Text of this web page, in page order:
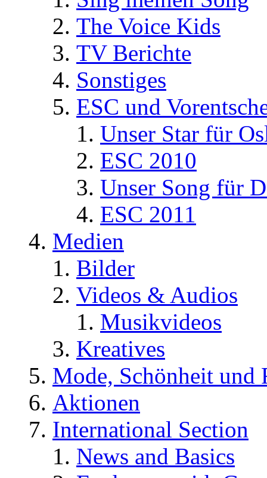
The Voice Kids
TV Berichte
Sonstiges
ESC und
Unser Star für
ESC 2010
Unser Song für
ESC 2011
Medien
Bilder
Videos & Audios
Musikvideos
Kreatives
Mode, Schönheit und
Aktionen
International Section
News and Basics